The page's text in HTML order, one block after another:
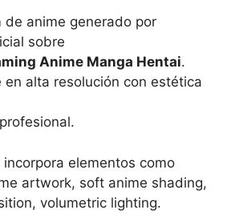
de anime generado por
sobre
Anime Manga Hentai.
en alta resolución con estética
elementos como
artwork, soft anime shading,
volumetric lighting.